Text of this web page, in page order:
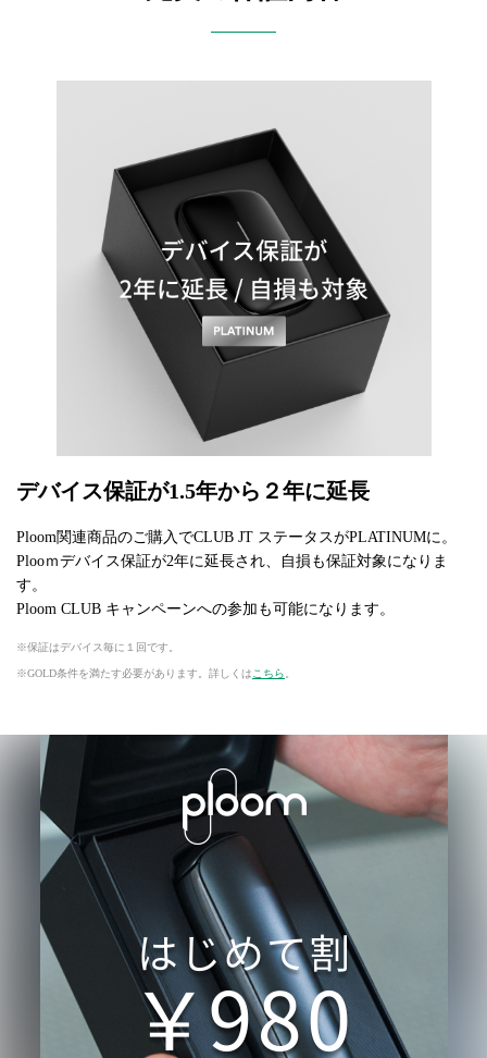
デバイス保証が1.5年から２年に延長
Ploom関連商品のご購入でCLUB JT ステータスがPLATINUMに。
Plooｍデバイス保証が2年に延長され、自損も保証対象になりま
す。
Ploom CLUB キャンペーンへの参加も可能になります。
保証はデバイス毎に１回です。
GOLD条件を満たす必要があります。詳しくはこちら。